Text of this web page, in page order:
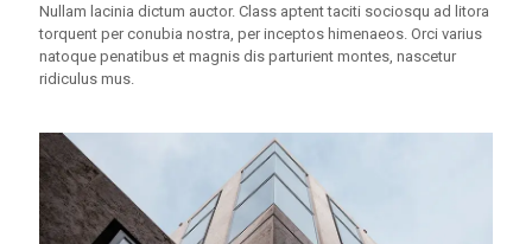
Nullam lacinia dictum auctor. Class aptent taciti sociosqu ad litora
torquent per conubia nostra, per inceptos himenaeos. Orci varius
natoque penatibus et magnis dis parturient montes, nascetur
ridiculus mus.